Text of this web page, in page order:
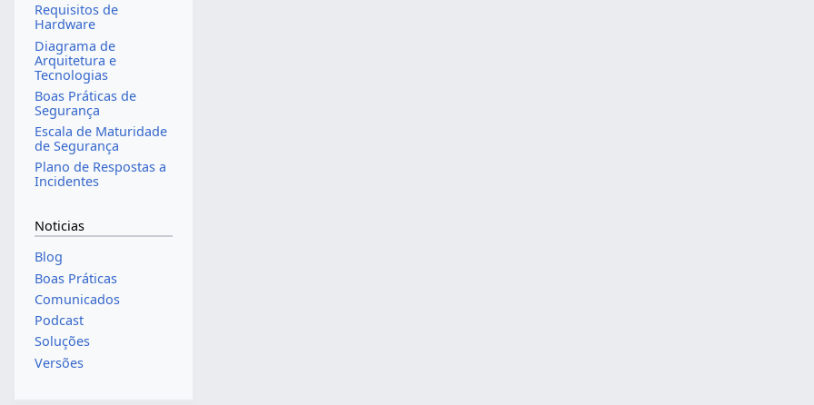
Requisitos de
Hardware
Diagrama de
Arquitetura e
Tecnologias
Boas Práticas de
Segurança
Escala de Maturidade
de Segurança
Plano de Respostas a
Incidentes
Noticias
Blog
Boas Práticas
Comunicados
Podcast
Soluções
Versões